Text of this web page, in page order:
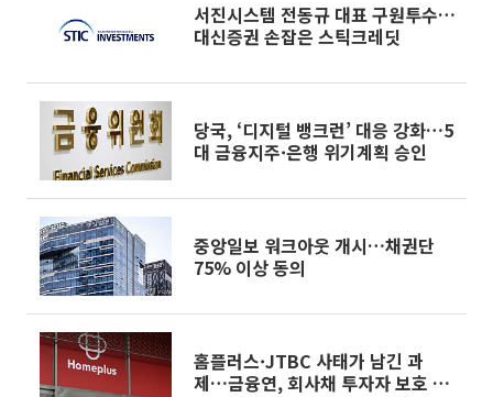
서진시스템 전동규 대표 구원투수…
대신증권 손잡은 스틱크레딧
당국, ‘디지털 뱅크런’ 대응 강화…5
대 금융지주·은행 위기계획 승인
중앙일보 워크아웃 개시…채권단
75% 이상 동의
홈플러스·JTBC 사태가 남긴 과
제…금융연, 회사채 투자자 보호 손